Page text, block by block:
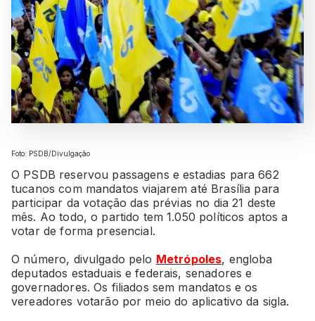
Foto: PSDB/Divulgação
O PSDB reservou passagens e estadias para 662
tucanos com mandatos viajarem até Brasília para
participar da votação das prévias no dia 21 deste
mês. Ao todo, o partido tem 1.050 políticos aptos a
votar de forma presencial.
O número, divulgado pelo Metrópoles, engloba
deputados estaduais e federais, senadores e
governadores. Os filiados sem mandatos e os
vereadores votarão por meio do aplicativo da sigla.